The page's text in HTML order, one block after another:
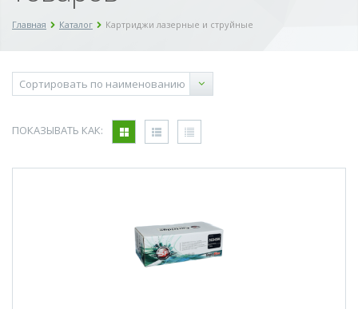
Главная Каталог Картриджи лазерные и струйные
ПОКАЗЫВАТЬ КАК: